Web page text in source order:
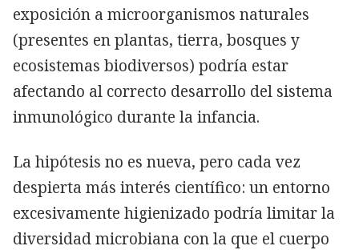
exposición a microorganismos naturales
(presentes en plantas, tierra, bosques y
ecosistemas biodiversos) podría estar
afectando al correcto desarrollo del sistema
inmunológico durante la infancia.
La hipótesis no es nueva, pero cada vez
despierta más interés científico: un entorno
excesivamente higienizado podría limitar la
diversidad microbiana con la que el cuerpo